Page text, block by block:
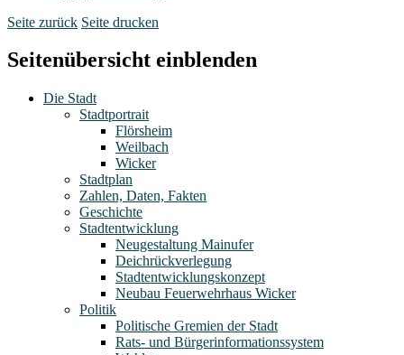
Seite zurück Seite drucken
Seitenübersicht einblenden
Die Stadt
Stadtportrait
Flörsheim
Weilbach
Wicker
Stadtplan
Zahlen, Daten, Fakten
Geschichte
Stadtentwicklung
Neugestaltung Mainufer
Deichrückverlegung
Stadtentwicklungskonzept
Neubau Feuerwehrhaus Wicker
Politik
Politische Gremien der Stadt
Rats- und Bürgerinformationssystem